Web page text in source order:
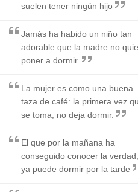
suelen tener ningún hijo
Jamás ha habido un niño tan
adorable que la madre no
poner a dormir.
La mujer es como una buena
taza de café: la primera vez
se toma, no deja dormir.
El que por la mañana ha
conseguido conocer la verdad,
ya puede dormir por la tarde